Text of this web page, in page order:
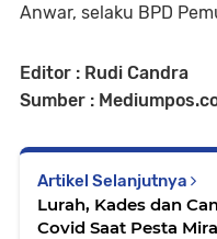
Anwar, selaku BPD
Editor : Rudi Candra
Sumber :
Artikel Selanjutnya
Lurah, Kades dan
Covid Saat Pesta